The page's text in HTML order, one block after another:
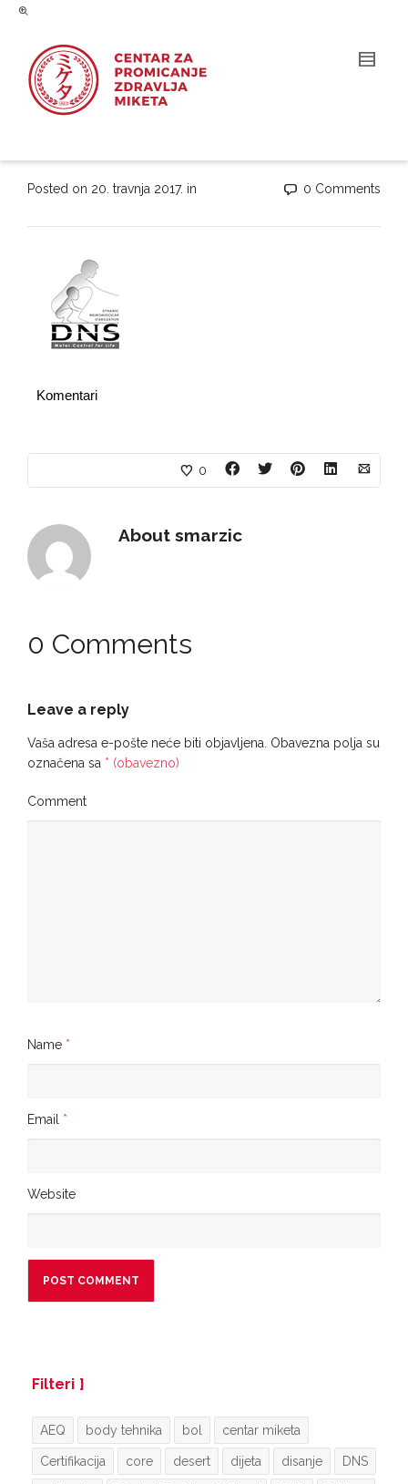
Posted on 20. travnja 2017. in 0 Comments
Komentari
0
About smarzic
0 Comments
Leave a reply
Vaša adresa e-pošte neće biti objavljena. Obavezna polja su
označena sa * (obavezno)
Comment
Name *
Email *
Website
Filteri
AEQ body tehnika bol centar miketa
Certifikacija core desert dijeta disanje DNS